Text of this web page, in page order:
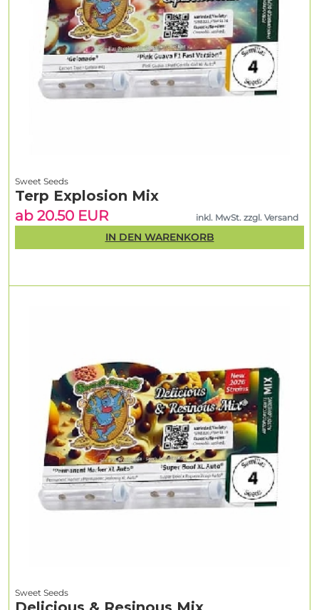
Sweet Seeds
Sweet Seeds
Terp Explosion Mix
ab 20.50 EUR
inkl. MwSt. zzgl. Versand
IN DEN WARENKORB